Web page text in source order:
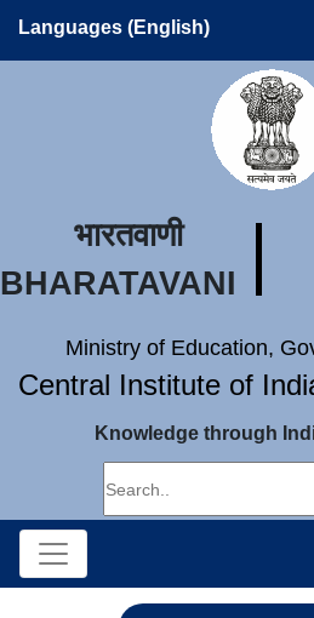
Languages (English)
भारतवाणी
BHARATAVANI
Ministry of Education,
Central Institute of
Knowledge through